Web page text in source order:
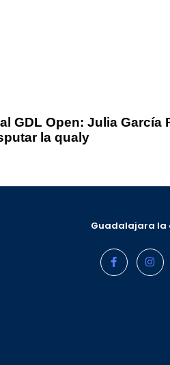
GDL Open: Julia García
la qualy
Guadalajara la